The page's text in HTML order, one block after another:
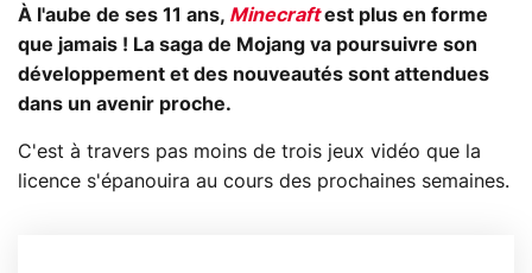
À l'aube de ses 11 ans, Minecraftest plus en forme
que jamais ! La saga de Mojang va poursuivre son
développement et des nouveautés sont attendues
dans un avenir proche.
C'est à travers pas moins de trois jeux vidéo que la
licence s'épanouira au cours des prochaines semaines.